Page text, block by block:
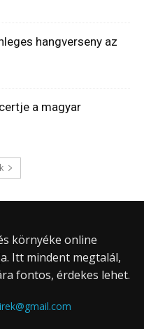
hangverseny az
a magyar
környéke online
Itt mindent megtalál,
fontos, érdekes lehet.